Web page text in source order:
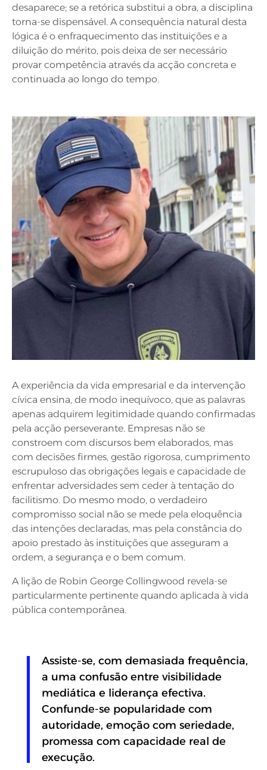
desaparece; se a retórica substitui a obra, a disciplina
torna-se dispensável. A consequência natural desta
lógica é o enfraquecimento das instituições e a
diluição do mérito, pois deixa de ser necessário
provar competência através da acção concreta e
continuada ao longo do tempo.
A experiência da vida empresarial e da intervenção
cívica ensina, de modo inequívoco, que as palavras
apenas adquirem legitimidade quando confirmadas
pela acção perseverante. Empresas não se
constroem com discursos bem elaborados, mas
com decisões firmes, gestão rigorosa, cumprimento
escrupuloso das obrigações legais e capacidade de
enfrentar adversidades sem ceder à tentação do
facilitismo. Do mesmo modo, o verdadeiro
compromisso social não se mede pela eloquência
das intenções declaradas, mas pela constância do
apoio prestado às instituições que asseguram a
ordem, a segurança e o bem comum.
A lição de Robin George Collingwood revela-se
particularmente pertinente quando aplicada à vida
pública contemporânea.
Assiste-se, com demasiada frequência,
a uma confusão entre visibilidade
mediática e liderança efectiva.
Confunde-se popularidade com
autoridade, emoção com seriedade,
promessa com capacidade real de
execução.